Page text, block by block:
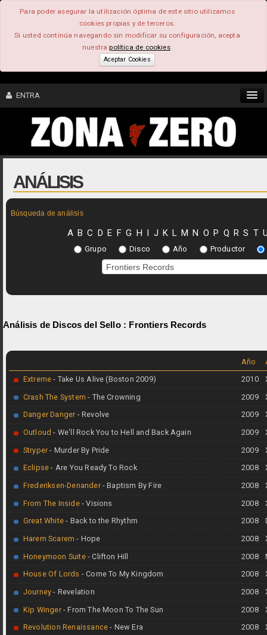
Para poder asegurar la utilización óptima de este sitio utilizamos
cookies propias y de terceros.
Si usted continúa navegando sin modificar su configuración, acepta
nuestrapolítica de cookies.
Aceptar Cookies
ENTRA
CONTENIDO
COMUNIDAD
FEEEDBACK
ANÁLISIS
Búsqueda de análisis
A B C D E F G H I J K L M N O P Q R S T
Grupo Disco Año Productor
Análisis de Discos del Sello : Frontiers Records
Año
Extreme - Take Us Alive (Boston 2009)
2010
Crash The System - The Crowning
2009
Danger Danger - Revolve
2009
Outloud - We'll Rock You to Hell and Back Again
2009
Stryper - Murder By Pride
2009
Eclipse - Are You Ready To Rock
2008
Frederiksen-Denander- Baptism By Fire
2008
From The Inside- Visions
2008
Great White - Back to the Rhythm
2008
Harem Scarem - Hope
2008
Honeymoon Suite- Clifton Hill
2008
House Of Lords - Come To My Kingdom
2008
Journey - Revelation
2008
Kip Winger- From The Moon To The Sun
2008
Revolution Renaissance - New Era
2008